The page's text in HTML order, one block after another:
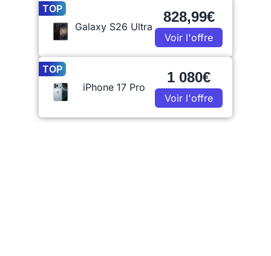
TOP
Galaxy S26 Ultra
828,99€
Voir l'offre
TOP
iPhone 17 Pro
1 080€
Voir l'offre